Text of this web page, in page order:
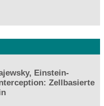
Einstein-
Zellbasierte